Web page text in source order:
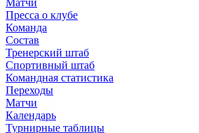
Пресса о клубе
Команда
Состав
Тренерский штаб
Спортивный штаб
Командная статистика
Переходы
Матчи
Календарь
Турнирные таблицы